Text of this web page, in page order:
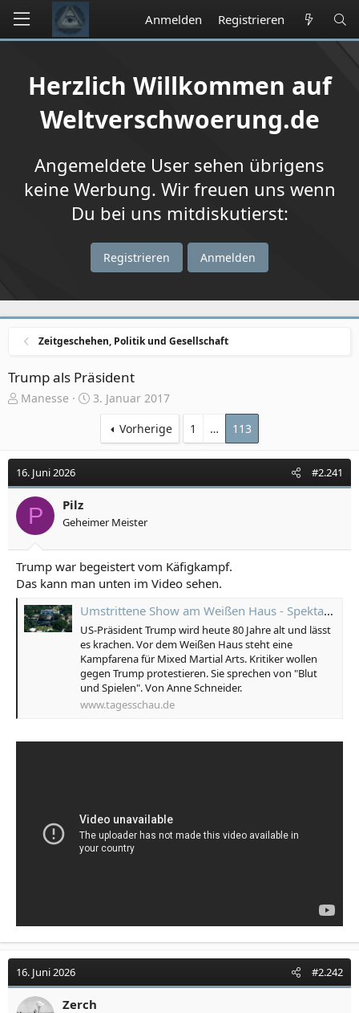
Anmelden Registrieren
Herzlich Willkommen auf
Weltverschwoerung.de
Angemeldete User sehen übrigens
keine Werbung. Wir freuen uns wenn
Du bei uns mitdiskutierst:
Registrieren Anmelden
Zeitgeschehen, Politik und Gesellschaft
Trump als Präsident
E
e
l
l
e
Manesse
E
e
l
a
3. Januar 2017
Vorherige
1 … 113
16. Juni 2026 #2.241
P Pilz
Geheimer Meister
Trump war begeistert vom Käfigkampf.
Das kann man unten im Video sehen.
Umstrittene Show am Weißen Haus - Spektakel, Politik und Symbolik
US-Präsident Trump wird heute 80 Jahre alt und lässt
es krachen. Vor dem Weißen Haus steht eine
Kampfarena für Mixed Martial Arts. Kritiker wollen
gegen Trump protestieren. Sie sprechen von "Blut
und Spielen". Von Anne Schneider.
www.tagesschau.de
16. Juni 2026 #2.242
Zerch